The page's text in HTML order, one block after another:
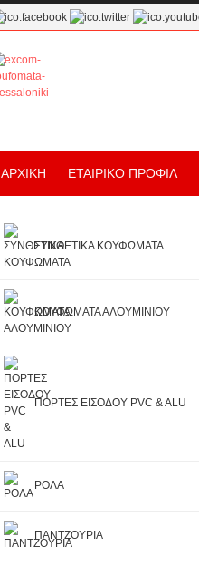
ΑΡΧΙΚΗ ΕΤΑΙΡΙΚΟ ΠΡΟΦΙΛ
ΣΥΝΘΕΤΙΚΑ ΚΟΥΦΩΜΑΤΑ
ΚΟΥΦΩΜΑΤΑ ΑΛΟΥΜΙΝΙΟΥ
ΠΟΡΤΕΣ ΕΙΣΟΔΟΥ PVC & ALU
ΡΟΛΑ
ΠΑΝΤΖΟΥΡΙΑ